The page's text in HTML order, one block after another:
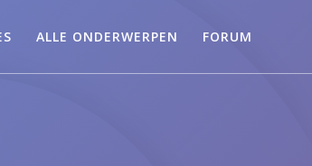
ALLE ONDERWERPEN FORUM